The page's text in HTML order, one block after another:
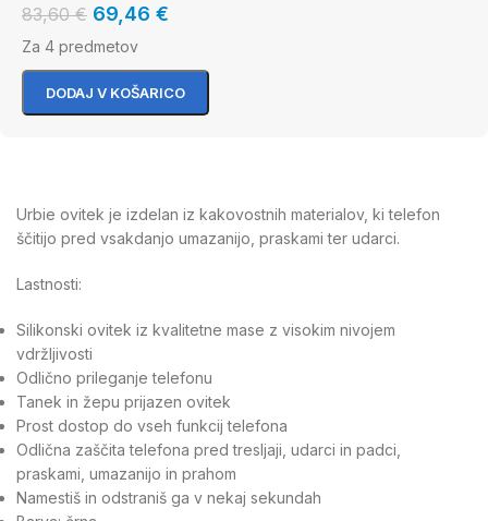
83,60€ 69,46 €
Za 4 predmetov
DODAJ V KOŠARICO
Urbie ovitek je izdelan iz kakovostnih materialov, ki telefon
ščitijo pred vsakdanjo umazanijo, praskami ter udarci.
Lastnosti:
Silikonski ovitek iz kvalitetne mase z visokim nivojem
vdržljivosti
Odlično prileganje telefonu
Tanek in žepu prijazen ovitek
Prost dostop do vseh funkcij telefona
Odlična zaščita telefona pred tresljaji, udarci in padci,
praskami, umazanijo in prahom
Namestiš in odstraniš ga v nekaj sekundah